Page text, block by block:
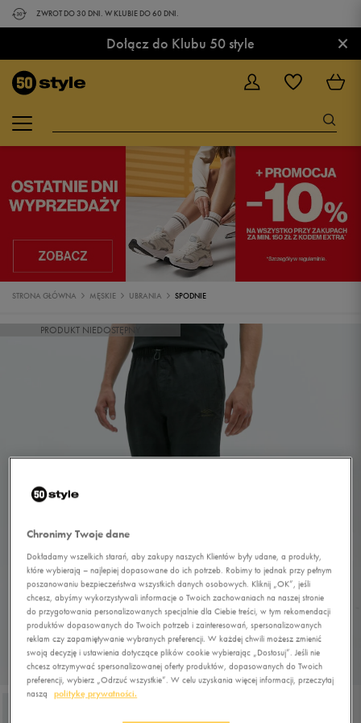
ZWROT DO 30 DNI. W KLUBIE DO 60 DNI.
Dołącz do Klubu 50 style ×
STRONA GŁÓWNA MĘSKIE UBRANIA SPODNIE
PRODUKT NIEDOSTĘPNY
Chronimy Twoje dane
Dokładamy wszelkich starań, aby zakupy naszych Klientów były udane, a produkty,
które wybierają – najlepiej dopasowane do ich potrzeb. Robimy to jednak przy pełnym
poszanowaniu bezpieczeństwa wszystkich danych osobowych. Kliknij „OK”, jeśli
chcesz, abyśmy wykorzystywali informacje o Twoich zachowaniach na naszej stronie
do przygotowania personalizowanych specjalnie dla Ciebie treści, w tym rekomendacji
produktów dopasowanych do Twoich potrzeb i zainteresowań, spersonalizowanych
reklam czy zapamiętywanie wybranych preferencji. W każdej chwili możesz zmienić
swoją decyzję i ustawienia dotyczące plików cookie wybierając „Dostosuj”. Jeśli nie
chcesz otrzymywać spersonalizowanej oferty produktów, dopasowanych do Twoich
preferencji, wybierz „Odrzuć wszystkie”. W celu uzyskania więcej informacji, przeczytaj
naszą
politykę prywatności.